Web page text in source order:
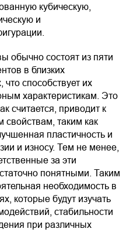
кубическую,
и
обычно состоят из пяти
в близких
способствует их
характеристикам. Это
считается, приводит к
таким как
пластичность и
и износу. Тем не менее,
за эти
понятными. Таким
необходимость в
которые будут изучать
стабильности
при различных